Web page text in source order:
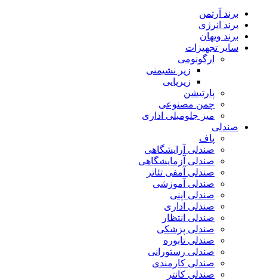
برند آرتمن
برند انرژی
برند ویهان
سایر تجهیزات
ارگونومی
زیر نشیمنی
زیرپایی
پارتیشن
چمن مصنوعی
میز جلومبلی اداری
صندلی
پاف
صندلی آرایشگاهی
صندلی آزمایشگاهی
صندلی آمفی تئاتر
صندلی آموزشی
صندلی اپنی
صندلی اداری
صندلی انتظار
صندلی پزشکی
صندلی تابوره
صندلی رستورانی
صندلی کارمندی
صندلی کانتر